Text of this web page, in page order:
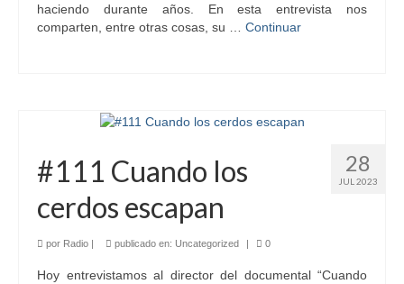
haciendo durante años. En esta entrevista nos
comparten, entre otras cosas, su … Continuar
28
JUL 2023
#111 Cuando los
cerdos escapan
por Radio | publicado en: Uncategorized | 0
Hoy entrevistamos al director del documental “Cuando